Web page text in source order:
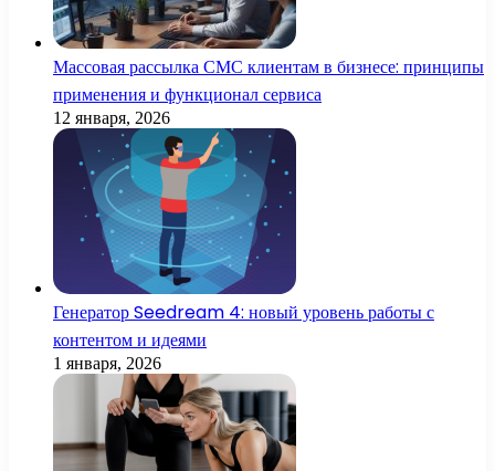
Массовая рассылка СМС клиентам в бизнесе: принципы
применения и функционал сервиса
12 января, 2026
Генератор Seedream 4: новый уровень работы с
контентом и идеями
1 января, 2026